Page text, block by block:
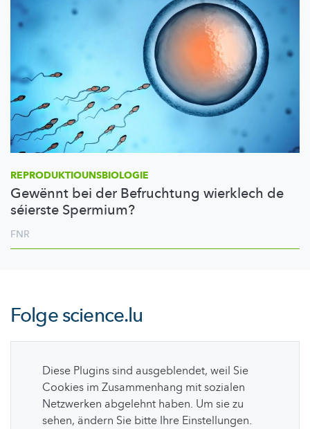
REPRODUKTIOUNSBIOLOGIE
Gewënnt bei der Befruchtung wierklech de
séierste Spermium?
FNR
Folgescience.lu
Diese Plugins sind ausgeblendet, weil Sie
Cookies im Zusammenhang mit sozialen
Netzwerken abgelehnt haben. Um sie zu
sehen, ändern Sie bitte Ihre Einstellungen.